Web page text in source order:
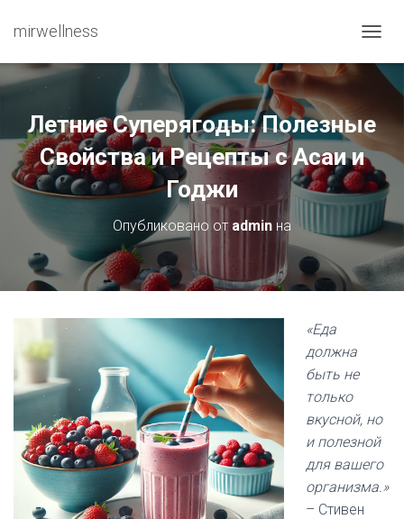
mirwellness
Летние Суперягоды: Полезные
Свойства и Рецепты с Асаи и
Годжи
Опубликовано от admin на
«Еда
должна
быть не
только
вкусной, но
и полезной
для вашего
организма.»
– Стивен